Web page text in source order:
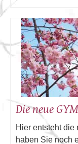
Die neue
Hier entsteht die
haben Sie noch